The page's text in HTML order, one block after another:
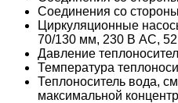
Соединения со
Циркуляционные
70/130 мм, 230 В AC, 52
Давление
Температура
Теплоноситель вода,
максимальной